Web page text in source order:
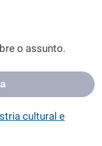
o assunto.
cultural e